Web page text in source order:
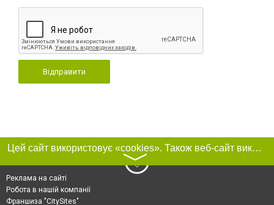
Відправити
Цей сайт використовує «cookies». Також веб-сайт використовує інтернет-сервіс для збору технічних даних стосовно відвідувачів з метою отримання маркетингової та статистичної інформації. Умови обробки даних відвідувачів сайту див.
〉
Реклама на сайті
Робота в нашій компанії
Франшиза "CitySites"